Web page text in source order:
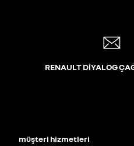
RENAULT DİYALOG
müşteri hizmetleri